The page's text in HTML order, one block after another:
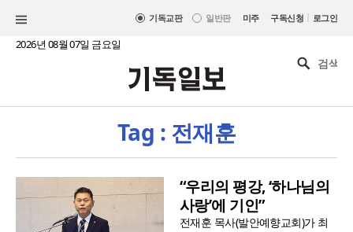
기독교판 일반판 미주 구독신청 | 로그인
2026년 08월 07일 금요일
Tag : 전재훈
“우리의 평강, ‘하나님의
사랑’에 기인”
전재훈 목사(발안예향교회)가 최